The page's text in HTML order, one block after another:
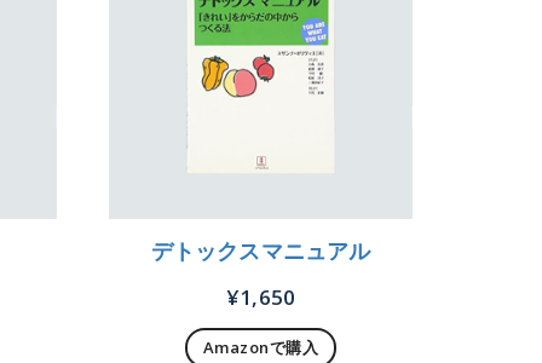
デトックスマニュアル
¥1,650
Amazonで購入